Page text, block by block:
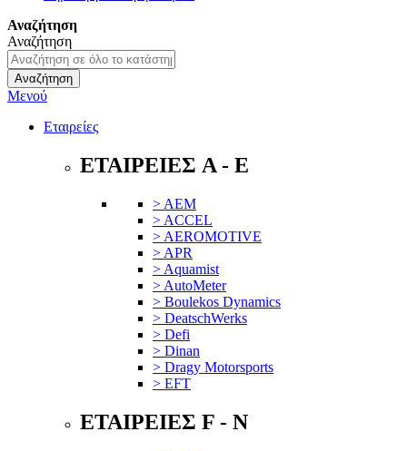
Αναζήτηση
Αναζήτηση
Αναζήτηση
Μενού
Εταιρείες
ΕΤΑΙΡΕΙΕΣ A - E
> AEM
> ACCEL
> AEROMOTIVE
> APR
> Aquamist
> AutoMeter
> Boulekos Dynamics
> DeatschWerks
> Defi
> Dinan
> Dragy Motorsports
> EFT
ΕΤΑΙΡΕΙΕΣ F - N